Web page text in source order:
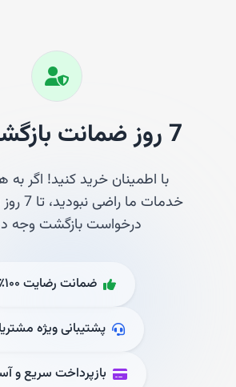
7 روز ضمانت بازگشت وجه
با اطمینان خرید کنید! اگر به
خدمات
درخواست بازگشت وجه
ضمانت رضایت ۱۰۰٪
پشتیبانی ویژه
بازپرداخت سریع و